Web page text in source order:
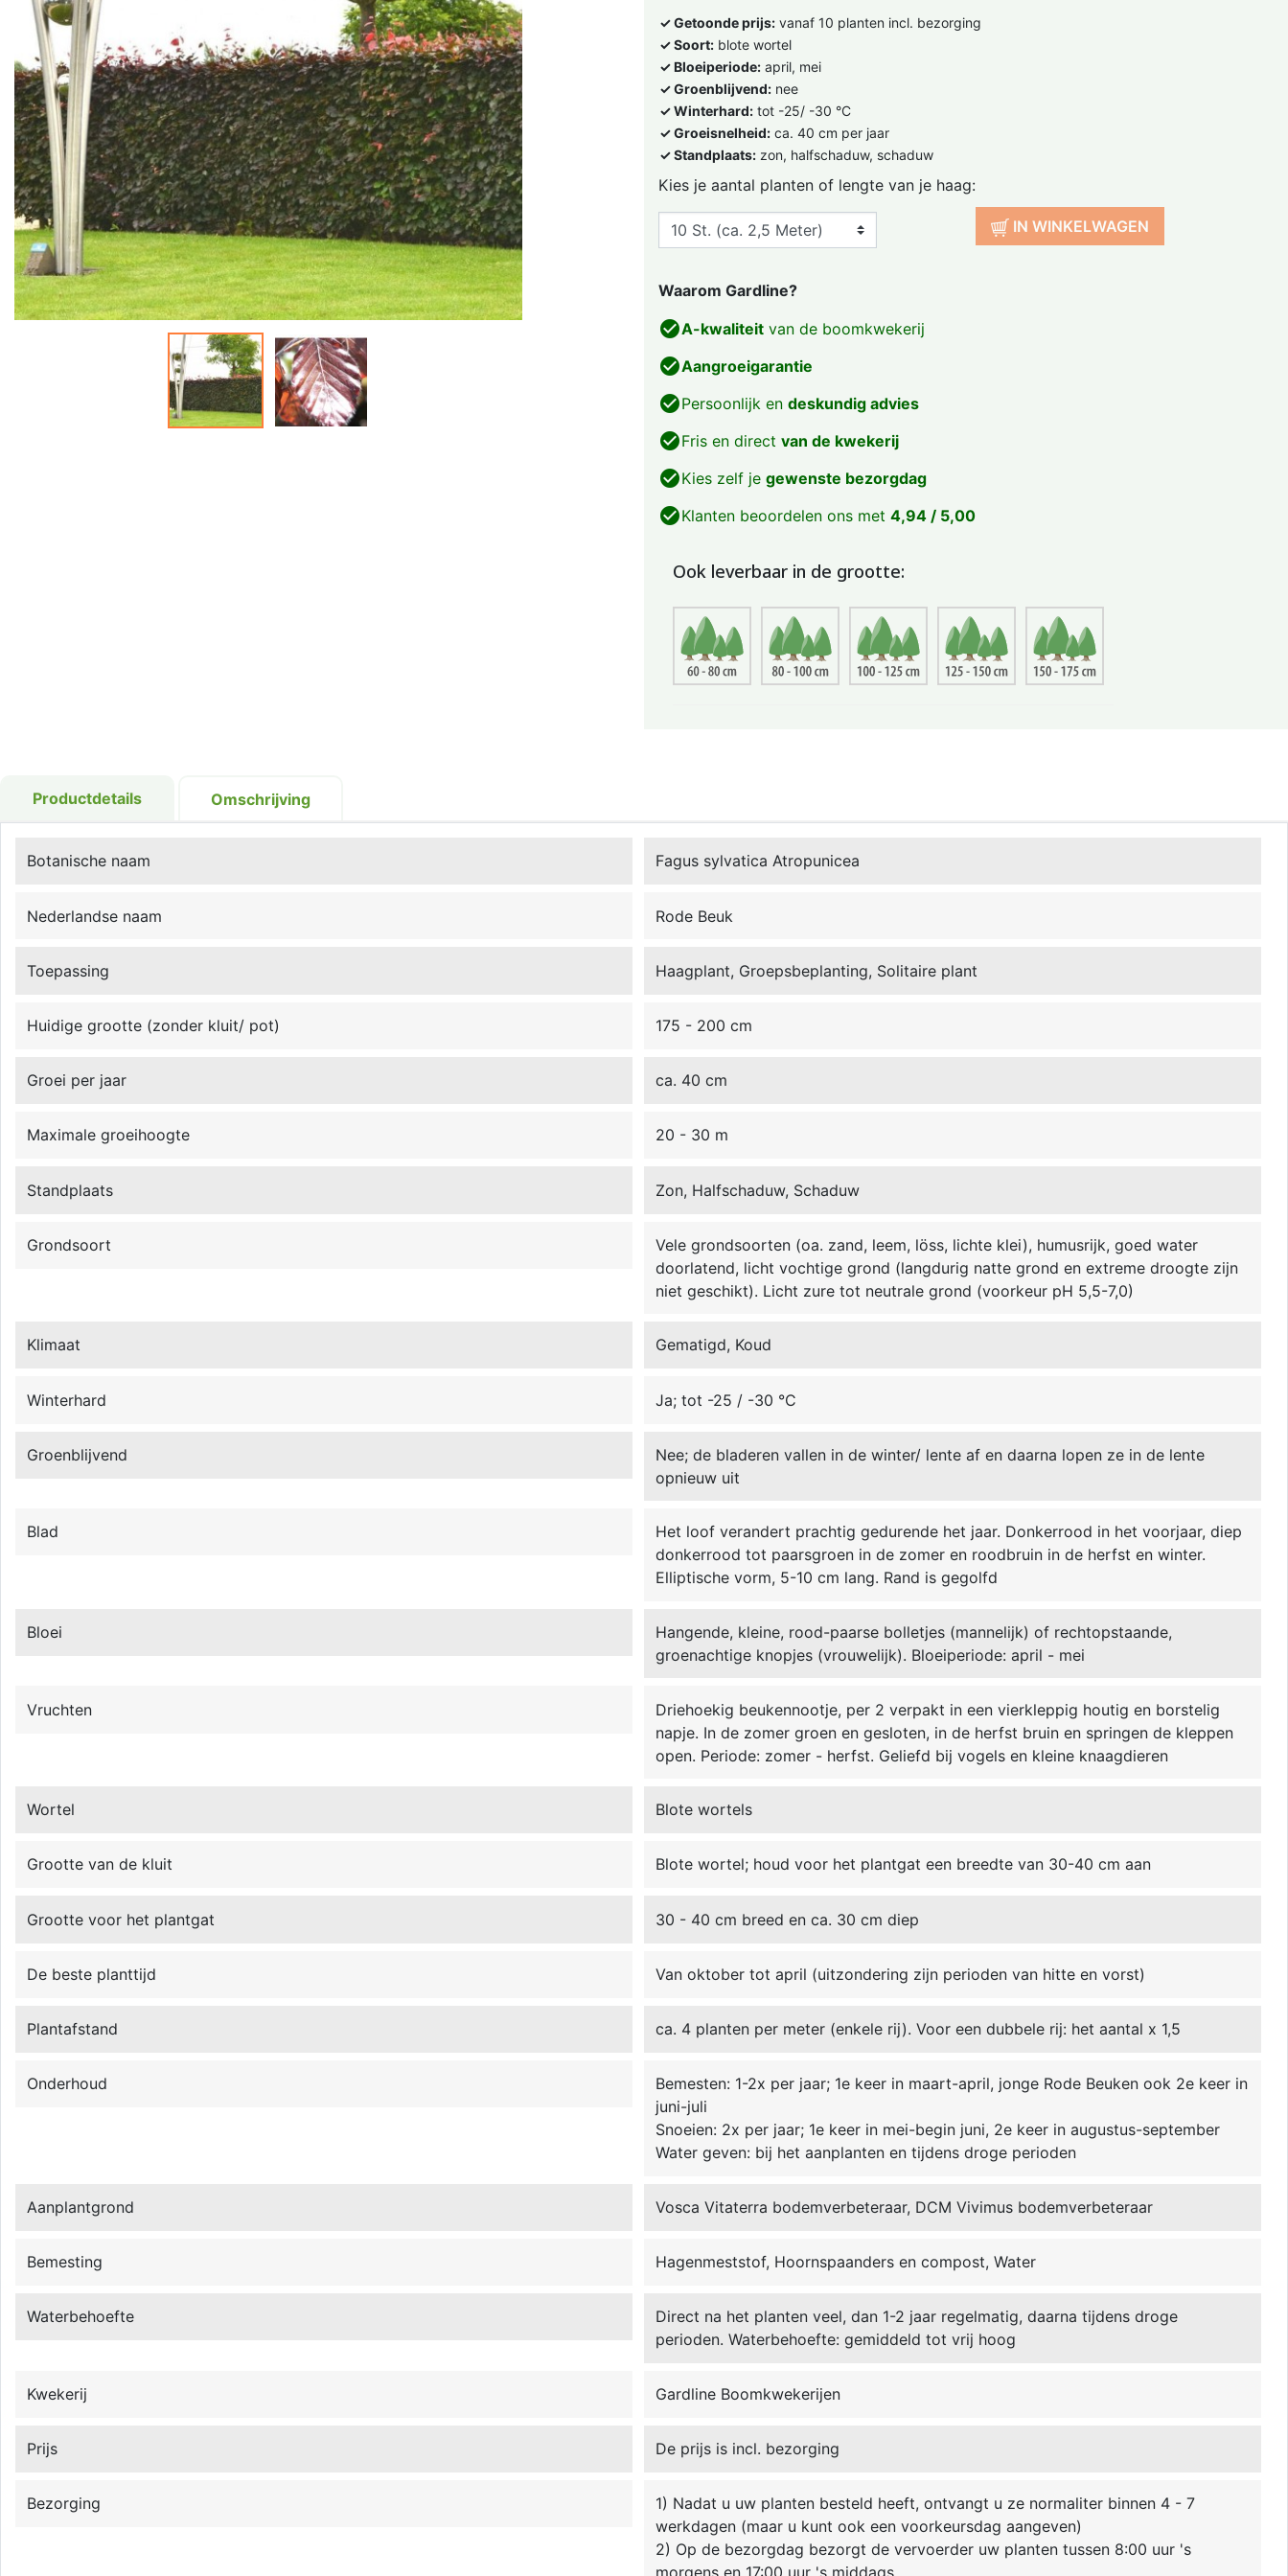
✓ Getoonde prijs:vanaf 10 planten incl. bezorging
✓ Soort:blote wortel
✓ Bloeiperiode:april, mei
✓ Groenblijvend:nee
✓ Winterhard:tot -25/ -30 °C
✓ Groeisnelheid:ca. 40 cm per jaar
✓ Standplaats:zon, halfschaduw, schaduw
Kies je aantal planten of lengte van je haag:
IN WINKELWAGEN
Waarom Gardline?
check_circleA-kwaliteitvan de boomkwekerij
check_circleAangroeigarantie
check_circlePersoonlijk en deskundig advies
check_circleFris en direct van de kwekerij
check_circleKies zelf je gewenste bezorgdag
check_circleKlanten beoordelen ons met 4,94 / 5,00
Ook leverbaar in de grootte:
Productdetails Omschrijving
Botanische naam Fagus sylvatica Atropunicea
Nederlandse naam Rode Beuk
Toepassing Haagplant, Groepsbeplanting, Solitaire plant
Huidige grootte (zonder kluit/ pot) 175 - 200 cm
Groei per jaar ca. 40 cm
Maximale groeihoogte 20 - 30 m
Standplaats Zon, Halfschaduw, Schaduw
Grondsoort
Vele grondsoorten (oa. zand, leem, löss, lichte klei), humusrijk, goed water
doorlatend, licht vochtige grond (langdurig natte grond en extreme droogte zijn
niet geschikt). Licht zure tot neutrale grond (voorkeur pH 5,5-7,0)
Klimaat Gematigd, Koud
Winterhard Ja; tot -25 / -30 °C
Groenblijvend
Nee; de bladeren vallen in de winter/ lente af en daarna lopen ze in de lente
opnieuw uit
Blad
Het loof verandert prachtig gedurende het jaar. Donkerrood in het voorjaar, diep
donkerrood tot paarsgroen in de zomer en roodbruin in de herfst en winter.
Elliptische vorm, 5-10 cm lang. Rand is gegolfd
Bloei
Hangende, kleine, rood-paarse bolletjes (mannelijk) of rechtopstaande,
groenachtige knopjes (vrouwelijk). Bloeiperiode: april - mei
Vruchten
Driehoekig beukennootje, per 2 verpakt in een vierkleppig houtig en borstelig
napje. In de zomer groen en gesloten, in de herfst bruin en springen de kleppen
open. Periode: zomer - herfst. Geliefd bij vogels en kleine knaagdieren
Wortel Blote wortels
Grootte van de kluit Blote wortel; houd voor het plantgat een breedte van 30-40 cm aan
Grootte voor het plantgat 30 - 40 cm breed en ca. 30 cm diep
De beste planttijd Van oktober tot april (uitzondering zijn perioden van hitte en vorst)
Plantafstand ca. 4 planten per meter (enkele rij). Voor een dubbele rij: het aantal x 1,5
Onderhoud
Bemesten: 1-2x per jaar; 1e keer in maart-april, jonge Rode Beuken ook 2e keer in
juni-juli
Snoeien: 2x per jaar; 1e keer in mei-begin juni, 2e keer in augustus-september
Water geven: bij het aanplanten en tijdens droge perioden
Aanplantgrond Vosca Vitaterra bodemverbeteraar, DCM Vivimus bodemverbeteraar
Bemesting Hagenmeststof, Hoornspaanders en compost, Water
Waterbehoefte
Direct na het planten veel, dan 1-2 jaar regelmatig, daarna tijdens droge
perioden. Waterbehoefte: gemiddeld tot vrij hoog
Kwekerij Gardline Boomkwekerijen
Prijs De prijs is incl. bezorging
Bezorging
1) Nadat u uw planten besteld heeft, ontvangt u ze normaliter binnen 4 - 7
werkdagen (maar u kunt ook een voorkeursdag aangeven)
2) Op de bezorgdag bezorgt de vervoerder uw planten tussen 8:00 uur 's